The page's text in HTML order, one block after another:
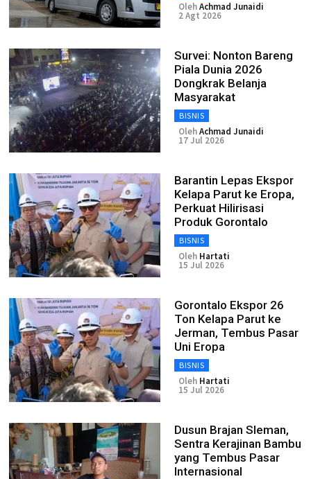
OlehAchmad Junaidi
2 Agt 2026
Survei: Nonton Bareng
Piala Dunia 2026
Dongkrak Belanja
Masyarakat
BISNIS
OlehAchmad Junaidi
17 Jul 2026
Barantin Lepas Ekspor
Kelapa Parut ke Eropa,
Perkuat Hilirisasi
Produk Gorontalo
BISNIS
Oleh Hartati
15 Jul 2026
Gorontalo Ekspor 26
Ton Kelapa Parut ke
Jerman, Tembus Pasar
Uni Eropa
BISNIS
Oleh Hartati
15 Jul 2026
Dusun Brajan Sleman,
Sentra Kerajinan Bambu
yang Tembus Pasar
Internasional